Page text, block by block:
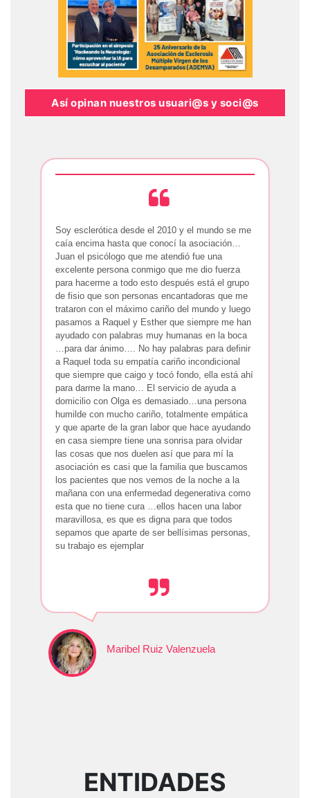
Así opinan nuestros usuari@s y soci@s
Soy esclerótica desde el 2010 y el mundo se me
caía encima hasta que conocí la asociación…
Juan el psicólogo que me atendió fue una
excelente persona conmigo que me dio fuerza
para hacerme a todo esto después está el grupo
de fisio que son personas encantadoras que me
trataron con el máximo cariño del mundo y luego
pasamos a Raquel y Esther que siempre me han
ayudado con palabras muy humanas en la boca
…para dar ánimo…. No hay palabras para definir
a Raquel toda su empatía cariño incondicional
que siempre que caigo y tocó fondo, ella está ahí
para darme la mano… El servicio de ayuda a
domicilio con Olga es demasiado…una persona
humilde con mucho cariño, totalmente empática
y que aparte de la gran labor que hace ayudando
en casa siempre tiene una sonrisa para olvidar
las cosas que nos duelen así que para mí la
asociación es casi que la familia que buscamos
los pacientes que nos vemos de la noche a la
mañana con una enfermedad degenerativa como
esta que no tiene cura …ellos hacen una labor
maravillosa, es que es digna para que todos
sepamos que aparte de ser bellísimas personas,
su trabajo es ejemplar
Maribel Ruiz Valenzuela
ENTIDADES